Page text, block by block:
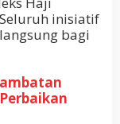
inisiatif
bagi